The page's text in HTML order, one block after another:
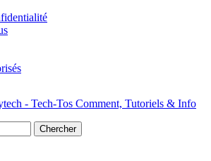
- Tech-Tos Comment, Tutoriels & Info